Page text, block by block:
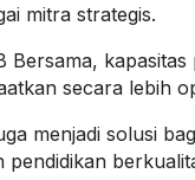
mitra strategis.
Bersama,
secara lebih
menjadi solusi
pendidikan